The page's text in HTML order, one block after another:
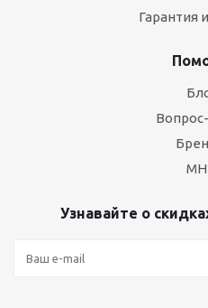
Гарантия
Узнавайте о